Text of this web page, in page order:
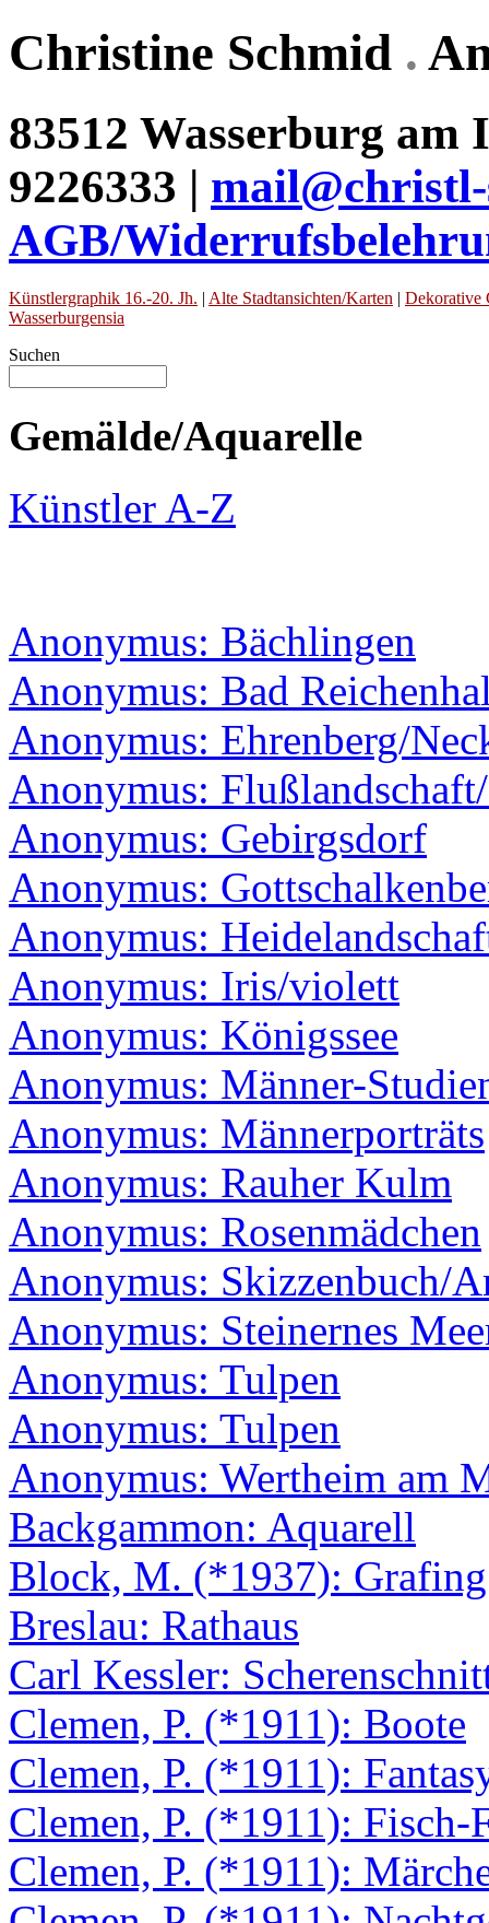
Christine Schmid .
83512 Wasserburg am
9226333 |
AGB/
Künstlergraphik 16.-20. Jh. | Alte Stadtansichten/Karten | Dekorative
Wasserburgensia
Suchen
Gemälde/Aquarelle
Künstler A-Z
Anonymus: Bächlingen
Anonymus: Bad
Anonymus: Ehrenberg/
Anonymus:
Anonymus: Gebirgsdorf
Anonymus:
Anonymus:
Anonymus: Iris/violett
Anonymus: Königssee
Anonymus: Männer-
Anonymus: Männerporträts
Anonymus: Rauher Kulm
Anonymus: Rosenmädchen
Anonymus: Skizzenbuch/
Anonymus: Steinernes
Anonymus: Tulpen
Anonymus: Tulpen
Anonymus: Wertheim am
Backgammon: Aquarell
Block, M. (*1937): Grafing
Breslau: Rathaus
Carl Kessler:
Clemen, P. (*1911): Boote
Clemen, P. (*1911):
Clemen, P. (*1911): Fisch-
Clemen, P. (*1911):